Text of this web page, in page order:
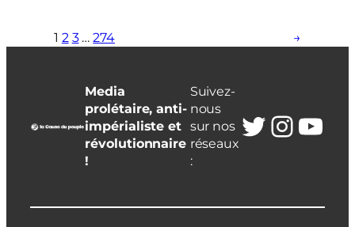
1 2 3 … 274 →
Media
prolétaire, anti-
impérialiste et
révolutionnaire
!
Suivez-
nous
sur nos
réseaux
:
Twitter